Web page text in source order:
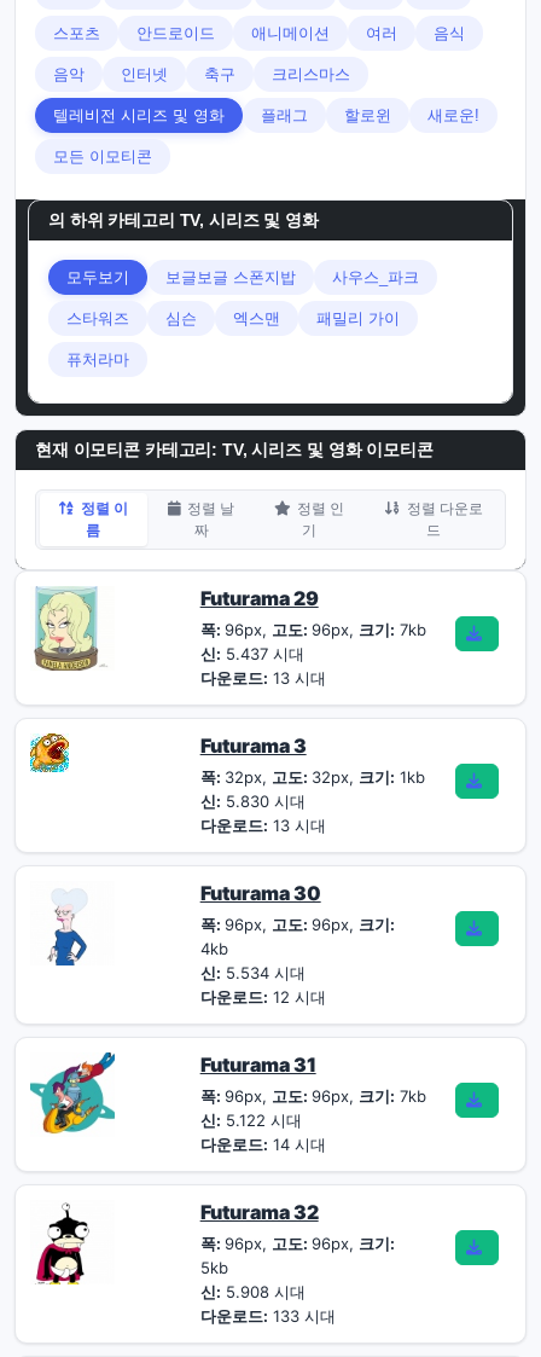
스포츠 안드로이드 애니메이션 여러 음식
음악 인터넷 축구 크리스마스
텔레비전 시리즈 및 영화 플래그 할로윈 새로운!
모든 이모티콘
의 하위 카테고리 TV, 시리즈 및 영화
모두보기 보글보글 스폰지밥 사우스_파크
스타워즈 심슨 엑스맨 패밀리 가이
퓨처라마
현재 이모티콘 카테고리:TV, 시리즈 및 영화 이모티콘
정렬 이
름
정렬 날
짜
정렬 인
기
정렬 다운로
드
Futurama 29
폭: 96px, 고도: 96px, 크기: 7kb
신: 5.437 시대
다운로드: 13 시대
Futurama 3
폭: 32px, 고도: 32px, 크기: 1kb
신: 5.830 시대
다운로드: 13 시대
Futurama 30
폭: 96px, 고도: 96px, 크기:
4kb
신: 5.534 시대
다운로드: 12 시대
Futurama 31
폭: 96px, 고도: 96px, 크기: 7kb
신: 5.122 시대
다운로드: 14 시대
Futurama 32
폭: 96px, 고도: 96px, 크기:
5kb
신: 5.908 시대
다운로드: 133 시대